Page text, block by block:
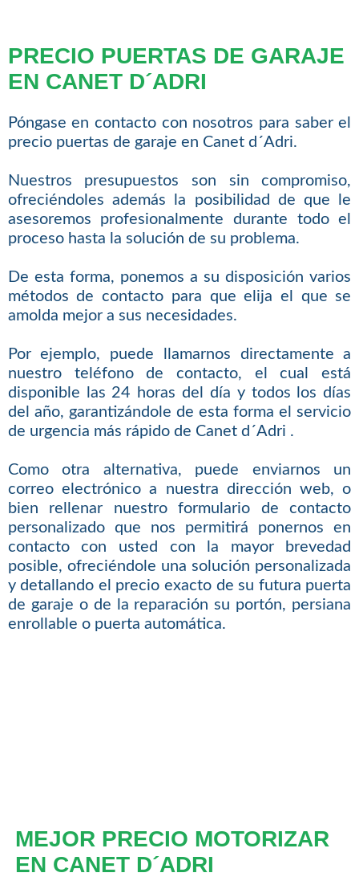
PRECIO PUERTAS DE GARAJE
EN CANET D´ADRI
Póngase en contacto con nosotros para saber el
precio puertas de garaje en Canet d´Adri.
Nuestros presupuestos son sin compromiso,
ofreciéndoles además la posibilidad de que le
asesoremos profesionalmente durante todo el
proceso hasta la solución de su problema.
De esta forma, ponemos a su disposición varios
métodos de contacto para que elija el que se
amolda mejor a sus necesidades.
Por ejemplo, puede llamarnos directamente a
nuestro teléfono de contacto, el cual está
disponible las 24 horas del día y todos los días
del año, garantizándole de esta forma el servicio
de urgencia más rápido de Canet d´Adri .
Como otra alternativa, puede enviarnos un
correo electrónico a nuestra dirección web, o
bien rellenar nuestro formulario de contacto
personalizado que nos permitirá ponernos en
contacto con usted con la mayor brevedad
posible, ofreciéndole una solución personalizada
y detallando el precio exacto de su futura puerta
de garaje o de la reparación su portón, persiana
enrollable o puerta automática.
MEJOR PRECIO MOTORIZAR
EN CANET D´ADRI